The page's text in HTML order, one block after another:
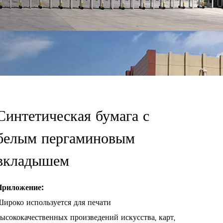
бумага с
пергаминовым
используется для печати
произведений искусства, карт,